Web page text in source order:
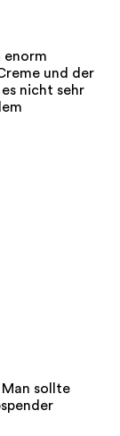
hydrolysiertes
sicher verwendet
und sind
komedogen und
abbauen.
Listen I, II
under-reach
enorm
und der
nicht sehr
sollte